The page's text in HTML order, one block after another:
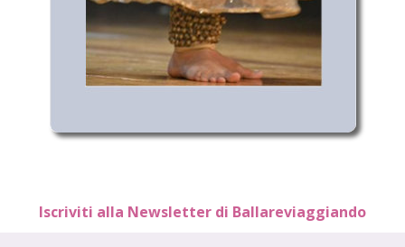
Iscriviti alla Newsletter di Ballareviaggiando